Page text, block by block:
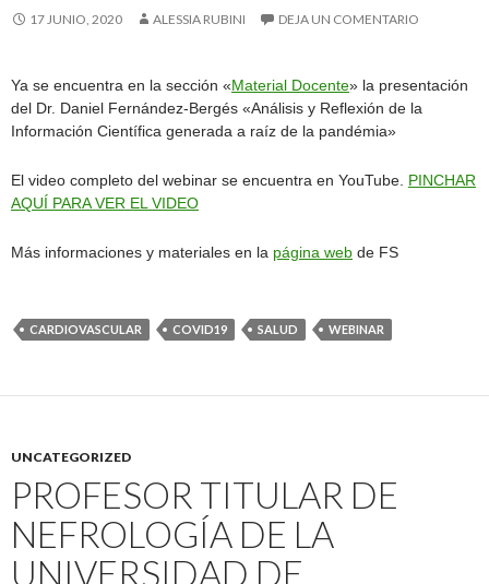
17 JUNIO, 2020 ALESSIA RUBINI DEJA UN COMENTARIO
Ya se encuentra en la sección «Material Docente» la presentación
del Dr. Daniel Fernández-Bergés «Análisis y Reflexión de la
Información Científica generada a raíz de la pandémia»
El video completo del webinar se encuentra en YouTube. PINCHAR
AQUÍ PARA VER EL VIDEO
Más informaciones y materiales en la página web de FS
CARDIOVASCULAR COVID19 SALUD WEBINAR
UNCATEGORIZED
PROFESOR TITULAR DE
NEFROLOGÍA DE LA
UNIVERSIDAD DE